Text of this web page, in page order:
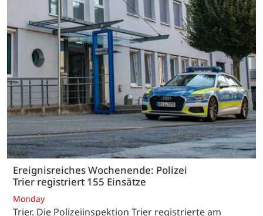
Ereignisreiches Wochenende: Polizei
Trier registriert 155 Einsätze
Monday
Trier. Die Polizeiinspektion Trier registrierte am